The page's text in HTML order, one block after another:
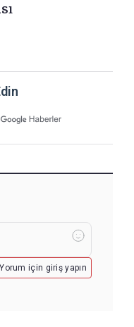
Yorum için giriş yapın